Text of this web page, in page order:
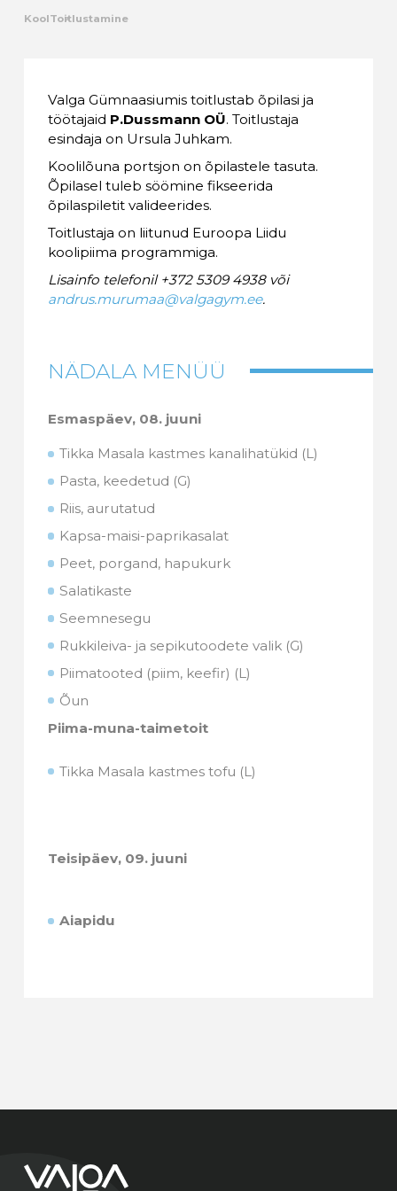
KoolToitlustamine
Valga Gümnaasiumis toitlustab õpilasi ja
töötajaid P.Dussmann OÜ. Toitlustaja
esindaja on Ursula Juhkam.
Koolilõuna portsjon on õpilastele tasuta.
Õpilasel tuleb söömine fikseerida
õpilaspiletit valideerides.
Toitlustaja on liitunud Euroopa Liidu
koolipiima programmiga.
Lisainfo telefonil +372 5309 4938 või
andrus.murumaa@valgagym.ee.
NÄDALA MENÜÜ
Esmaspäev,08. juuni
Tikka Masala kastmes kanalihatükid (L)
Pasta, keedetud (G)
Riis, aurutatud
Kapsa-maisi-paprikasalat
Peet, porgand, hapukurk
Salatikaste
Seemnesegu
Rukkileiva- ja sepikutoodete valik (G)
Piimatooted (piim, keefir) (L)
Õun
Piima-muna-taimetoit
Tikka Masala kastmes tofu (L)
Teisipäev,09. juuni
Aiapidu